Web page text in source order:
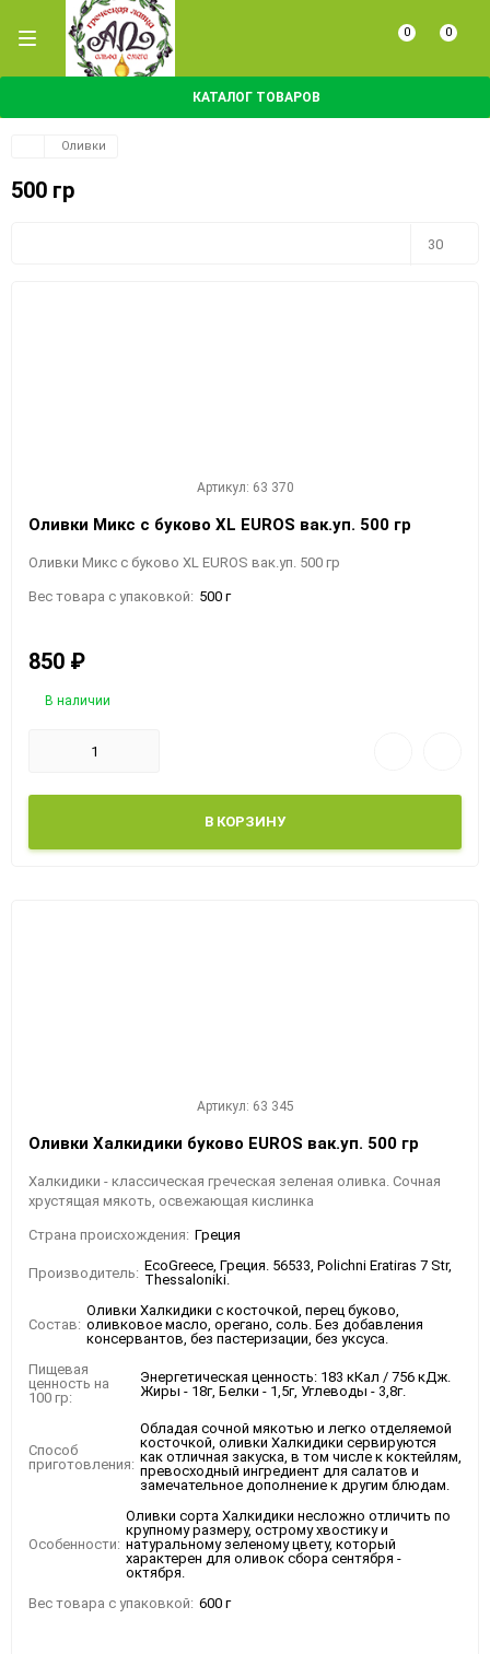
КАТАЛОГ ТОВАРОВ
0 0
Оливки
500 гр
30
Артикул: 63 370
Оливки Микс с буково XL EUROS вак.уп. 500 гр
Оливки Микс с буково XL EUROS вак.уп. 500 гр
Вес товара с упаковкой: 500 г
850 ₽
В наличии
В КОРЗИНУ
Артикул: 63 345
Оливки Халкидики буково EUROS вак.уп. 500 гр
Халкидики - классическая греческая зеленая оливка. Сочная
хрустящая мякоть, освежающая кислинка
Страна происхождения: Греция
Производитель: EcoGreece, Греция. 56533, Polichni Eratiras 7 Str,
Thessaloniki.
Состав:
Оливки Халкидики с косточкой, перец буково,
оливковое масло, орегано, соль. Без добавления
консервантов, без пастеризации, без уксуса.
Пищевая
ценность на
100 гр:
Энергетическая ценность: 183 кКал / 756 кДж.
Жиры - 18г, Белки - 1,5г, Углеводы - 3,8г.
Способ
приготовления:
Обладая сочной мякотью и легко отделяемой
косточкой, оливки Халкидики сервируются
как отличная закуска, в том числе к коктейлям,
превосходный ингредиент для салатов и
замечательное дополнение к другим блюдам.
Особенности:
Оливки сорта Халкидики несложно отличить по
крупному размеру, острому хвостику и
натуральному зеленому цвету, который
характерен для оливок сбора сентября -
октября.
Вес товара с упаковкой: 600 г